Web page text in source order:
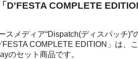
D'FESTA COMPLETE
スメディア“Dispatch(ディスパッチ
COMPLETE EDITION」は、
のセット商品です。